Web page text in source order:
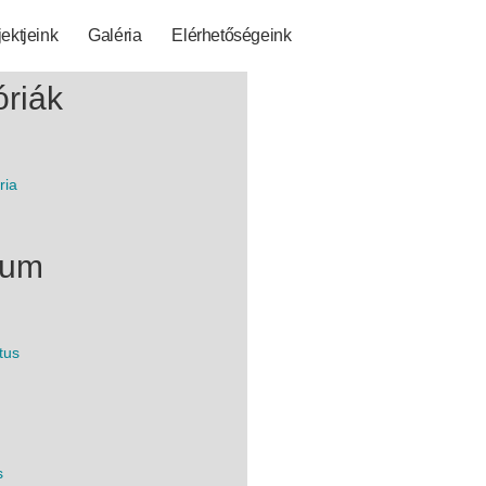
Galéria Elérhetőségeink